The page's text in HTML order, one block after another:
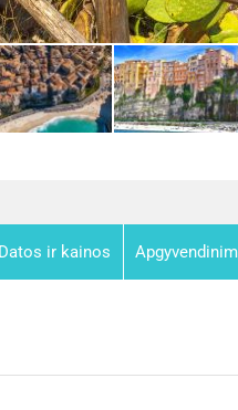
Datos ir kainos